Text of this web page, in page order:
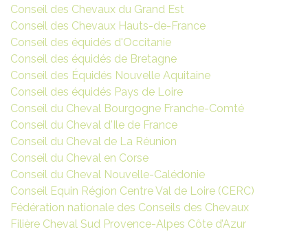
Conseil des Chevaux du Grand Est
Conseil des Chevaux Hauts-de-France
Conseil des équidés d'Occitanie
Conseil des équidés de Bretagne
Conseil des Équidés Nouvelle Aquitaine
Conseil des équidés Pays de Loire
Conseil du Cheval Bourgogne Franche-Comté
Conseil du Cheval d'Ile de France
Conseil du Cheval de La Réunion
Conseil du Cheval en Corse
Conseil du Cheval Nouvelle-Calédonie
Conseil Equin Région Centre Val de Loire (CERC)
Fédération nationale des Conseils des Chevaux
Filière Cheval Sud Provence-Alpes Côte d’Azur